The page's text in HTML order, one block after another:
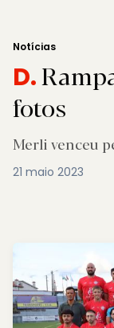
Notícias
D.
fotos
Merli venceu
21 maio 2023